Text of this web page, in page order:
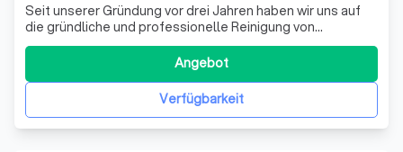
Seit unserer Gründung vor drei Jahren haben wir uns auf
die gründliche und professionelle Reinigung von
Polstermöbeln und Teppichböden spezialisiert. Unser
Unternehmen mit Sitz in Baden-Württemberg, arbeitet
deutschlandweit und ist verlässlicher Partner für
Stadtverwaltungen, Gemeinden, gewerbliche
Verfügbarkeit
Angebot